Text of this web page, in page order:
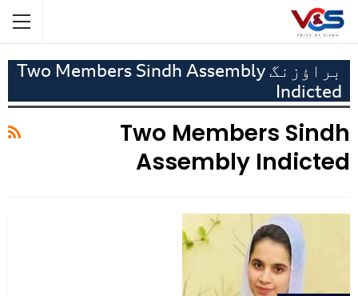
براؤزنگ Two Members Sindh Assembly
Indicted
Two Members Sindh
Assembly Indicted